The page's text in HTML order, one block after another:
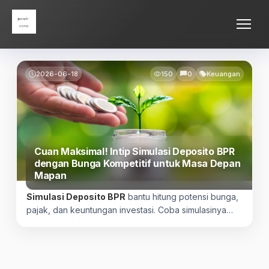
Skip
Parade Movie
2026-06-18 150 0 Keuangan
Cuan Maksimal! Intip Simulasi Deposito BPR
dengan Bunga Kompetitif untuk Masa Depan
Mapan
Simulasi Deposito BPR bantu hitung potensi bunga,
pajak, dan keuntungan investasi. Coba simulasinya